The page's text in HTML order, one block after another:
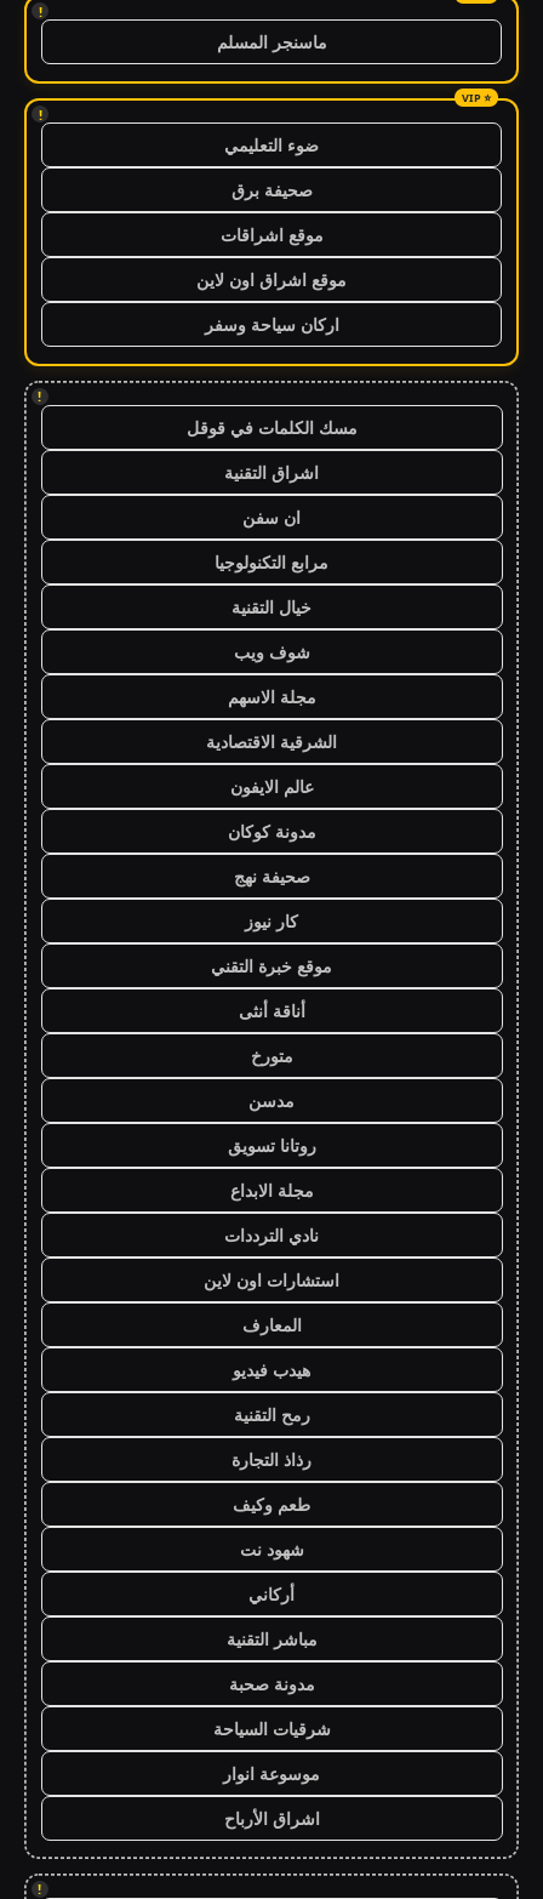
!
ماسنجر المسلم
!
ضوء التعليمي
صحيفة برق
موقع اشراقات
موقع اشراق اون لاين
اركان سياحة وسفر
!
مسك الكلمات في قوقل
اشراق التقنية
ان سفن
مرابع التكنولوجيا
خيال التقنية
شوف ويب
مجلة الاسهم
الشرقية الاقتصادية
عالم الايفون
مدونة كوكان
صحيفة نهج
كار نيوز
موقع خبرة التقني
أناقة أنثى
متورخ
مدسن
روتانا تسويق
مجلة الابداع
نادي الترددات
استشارات اون لاين
المعارف
هيدب فيديو
رمح التقنية
رذاذ التجارة
طعم وكيف
شهود نت
أركاني
مباشر التقنية
مدونة صحبة
شرقيات السياحة
موسوعة انوار
اشراق الأرباح
!